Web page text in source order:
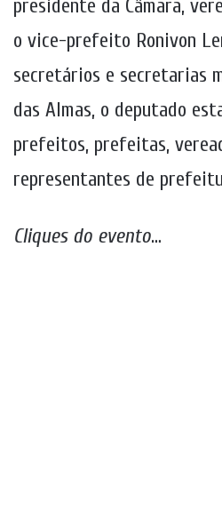
presidente da Câmara,
o vice-prefeito Ronivon
secretários e secretarias
das Almas, o deputado
prefeitos, prefeitas,
representantes de
Cliques do evento…